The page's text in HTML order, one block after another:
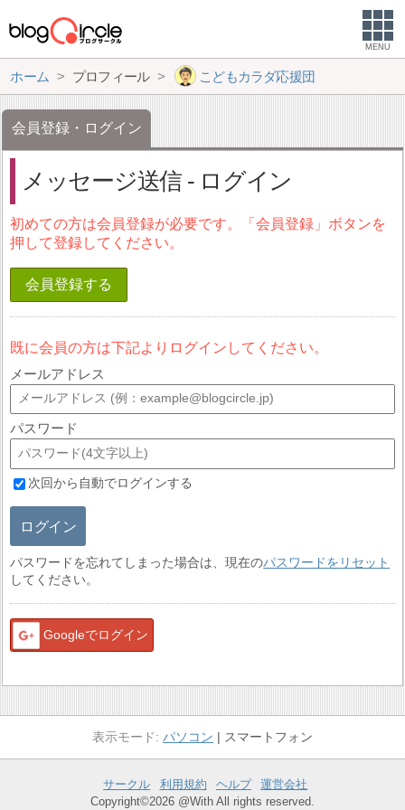
MENU
ホーム プロフィール こどもカラダ応援団
会員登録・ログイン
メッセージ送信 - ログイン
初めての方は会員登録が必要です。「会員登録」ボタンを
押して登録してください。
会員登録する
既に会員の方は下記よりログインしてください。
メールアドレス
パスワード
次回から自動でログインする
ログイン
パスワードを忘れてしまった場合は、現在のパスワードをリセット
してください。
Googleでログイン
パソコン スマートフォン
サークル 利用規約 ヘルプ
運営会社
Copyright©2026 @With All rights reserved.